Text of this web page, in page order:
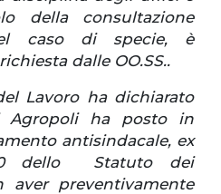
della consultazione
caso di specie, è
dalle OO.SS..
Lavoro ha dichiarato
ha posto in
antisindacale, ex
dello Statuto dei
aver preventivamente